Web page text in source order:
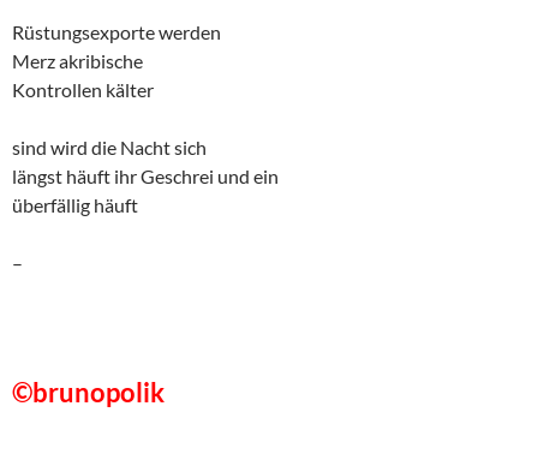
Rüstungsexporte werden
Merz akribische
Kontrollen kälter
sind wird die Nacht sich
längst häuft ihr Geschrei und ein
überfällig häuft
–
©brunopolik